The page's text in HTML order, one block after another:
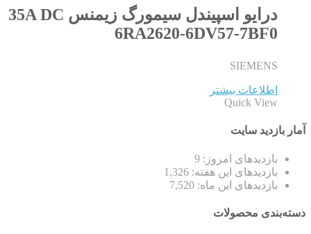
درایو اسپیندل سیمورگ زیمنس 35A DC
6RA2620-6DV57-7BF0
SIEMENS
اطلاعات بیشتر
Quick View
آمار بازدید سایت
بازدیدهای امروز: 9
بازدیدهای این هفته: 1,326
بازدیدهای این ماه: 7,520
دسته‌بندی محصولات